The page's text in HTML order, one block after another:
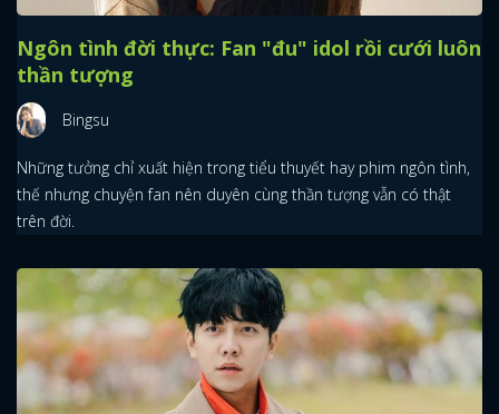
Ngôn tình đời thực: Fan "đu" idol rồi cưới luôn
thần tượng
Bingsu
Những tưởng chỉ xuất hiện trong tiểu thuyết hay phim ngôn tình,
thế nhưng chuyện fan nên duyên cùng thần tượng vẫn có thật
trên đời.